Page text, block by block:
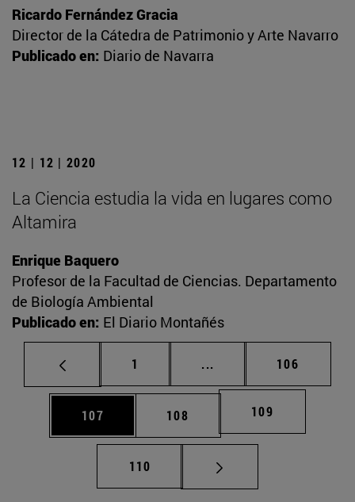
Ricardo Fernández Gracia
Director de la Cátedra de Patrimonio y Arte Navarro
Publicado en: Diario de Navarra
12 | 12 | 2020
La Ciencia estudia la vida en lugares como
Altamira
Enrique Baquero
Profesor de la Facultad de Ciencias. Departamento
de Biología Ambiental
Publicado en: El Diario Montañés
Página
1 ... Páginas intermedias
Página
106
Página
107 Página
108 Página
109
Página
110